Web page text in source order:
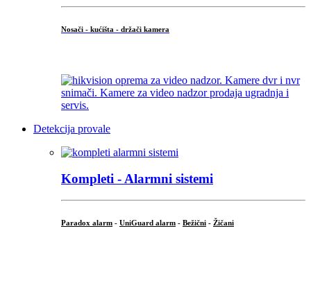
Nosači - kućišta - držači kamera
Detekcija provale
Kompleti - Alarmni sistemi
Paradox alarm - UniGuard alarm - Bežični - Žičani